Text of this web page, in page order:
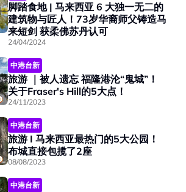
脚踏食地 | 马来西亚 6 大独一无二的
建筑物与匠人！73岁华裔师父铸造马
来短剑 获柔佛苏丹认可
24/04/2024
中港台新
旅游 ｜被人遗忘 福隆港沦“鬼城”！
关于Fraser's Hill的5大点！
24/11/2023
中港台新
旅游 I 马来西亚最热门的5大公园！
布城直接包揽了2座
08/08/2023
中港台新